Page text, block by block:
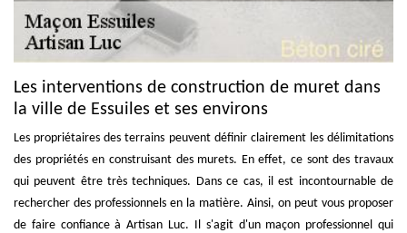
Les interventions de construction de muret dans
la ville de Essuiles et ses environs
Les propriétaires des terrains peuvent définir clairement les délimitations
des propriétés en construisant des murets. En effet, ce sont des travaux
qui peuvent être très techniques. Dans ce cas, il est incontournable de
rechercher des professionnels en la matière. Ainsi, on peut vous proposer
de faire confiance à Artisan Luc. Il s'agit d'un maçon professionnel qui